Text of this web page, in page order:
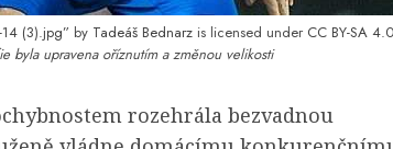
(3).jpg” by Tadeáš Bednarz is licensed under CC BY-SA 4.0
byla upravena oříznutím a změnou velikosti
rozehrála bezvadnou